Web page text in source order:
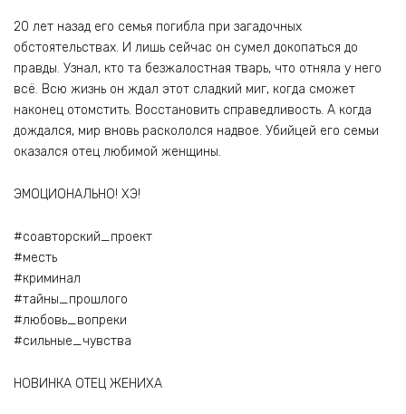
20 лет назад его семья погибла при загадочных
обстоятельствах. И лишь сейчас он сумел докопаться до
правды. Узнал, кто та безжалостная тварь, что отняла у него
всё. Всю жизнь он ждал этот сладкий миг, когда сможет
наконец отомстить. Восстановить справедливость. А когда
дождался, мир вновь раскололся надвое. Убийцей его семьи
оказался отец любимой женщины.
ЭМОЦИОНАЛЬНО! ХЭ!
#соавторский_проект
#месть
#криминал
#тайны_прошлого
#любовь_вопреки
#сильные_чувства
НОВИНКА ОТЕЦ ЖЕНИХА